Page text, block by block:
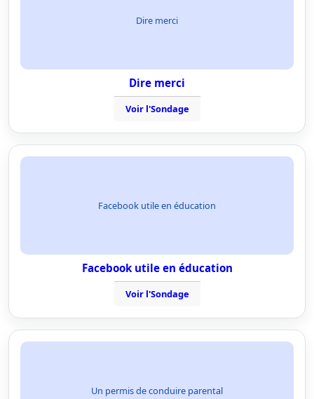
Dire merci
Dire merci
Voir l'Sondage
Facebook utile en éducation
Facebook utile en éducation
Voir l'Sondage
Un permis de conduire parental